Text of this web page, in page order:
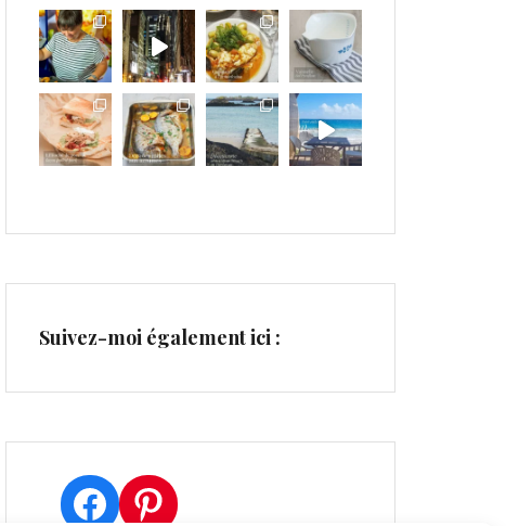
Suivez-moi également ici :
Facebook
Pinterest